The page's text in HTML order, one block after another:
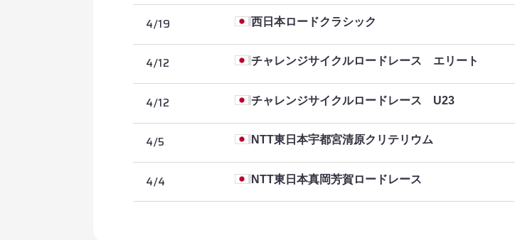
2026/5/24
4/19 西日本ロードクラシック
4/12 チャレンジサイクルロードレース エリート
4/12 チャレンジサイクルロードレース U23
4/5 NTT東日本宇都宮清原クリテリウム
4/4 NTT東日本真岡芳賀ロードレース